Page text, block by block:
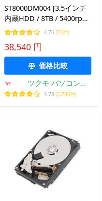
ST8000DM004 [3.5インチ
内蔵HDD / 8TB / 5400rpm
/ BarraCudaシリーズ / 国
内正規代理店品]
4.76 (74件)
38,540 円
価格比較
ツクモ パソコン
Yahoo!店
4.78 (2,706件)